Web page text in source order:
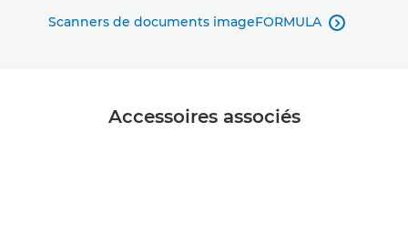
Scanners de documents imageFORMULA 
Accessoires associés